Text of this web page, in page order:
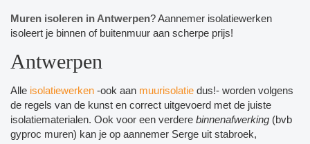
Muren isoleren in Antwerpen? Aannemer isolatiewerken
isoleert je binnen of buitenmuur aan scherpe prijs!
Antwerpen
Alle isolatiewerken -ook aan muurisolatie dus!- worden volgens
de regels van de kunst en correct uitgevoerd met de juiste
isolatiematerialen. Ook voor een verdere binnenafwerking (bvb
gyproc muren) kan je op aannemer Serge uit stabroek,